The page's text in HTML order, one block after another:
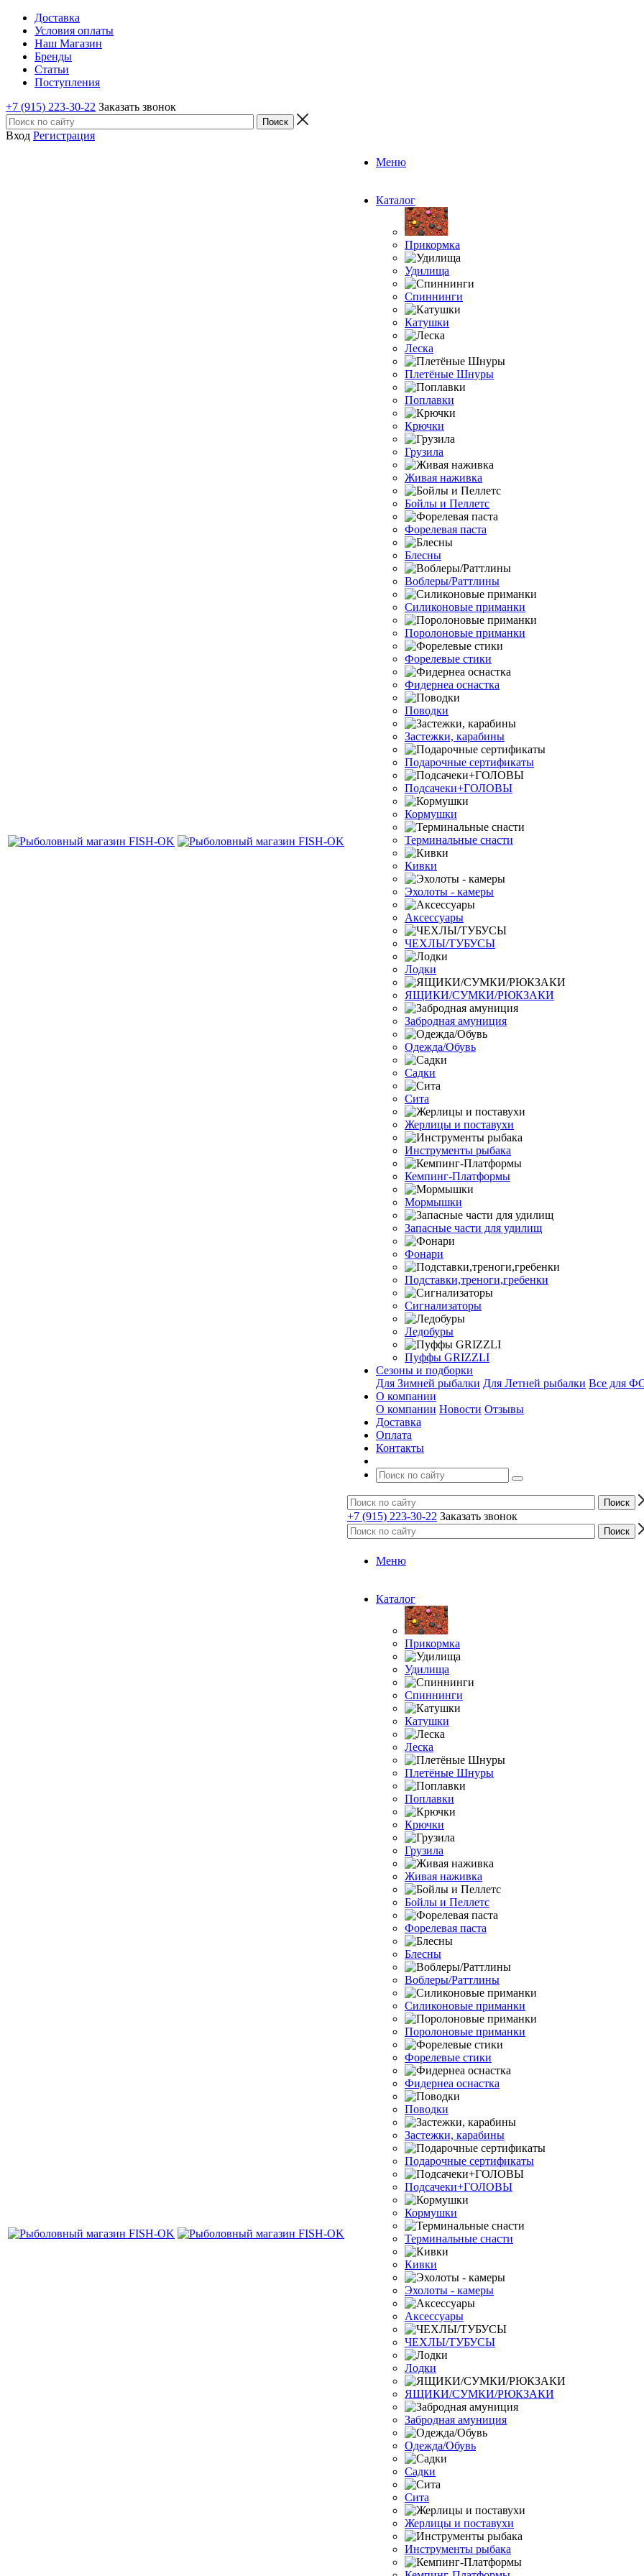
Доставка
Условия оплаты
Наш Магазин
Бренды
Статьи
Поступления
+7 (915) 223-30-22 Заказать звонок
Вход Регистрация
Меню
Каталог
Прикормка
Удилища
Спиннинги
Катушки
Леска
Плетёные Шнуры
Поплавки
Крючки
Грузила
Живая наживка
Бойлы и Пеллетс
Форелевая паста
Блесны
Воблеры/Раттлины
Силиконовые приманки
Поролоновые приманки
Форелевые стики
Фидернеа оснастка
Поводки
Застежки, карабины
Подарочные сертификаты
Подсачеки+ГОЛОВЫ
Кормушки
Терминальные снасти
Кивки
Эхолоты - камеры
Аксессуары
ЧЕХЛЫ/ТУБУСЫ
Лодки
ЯЩИКИ/СУМКИ/РЮКЗАКИ
Забродная амуниция
Одежда/Обувь
Садки
Сита
Жерлицы и поставухи
Инструменты рыбака
Кемпинг-Платформы
Мормышки
Запасные части для удилищ
Фонари
Подставки,треноги,гребенки
Сигнализаторы
Ледобуры
Пуффы GRIZZLI
Сезоны и подборки
Для Зимней рыбалки Для Летней рыбалки Все для
О компании
О компании Новости Отзывы
Доставка
Оплата
Контакты
+7 (915) 223-30-22 Заказать звонок
Меню
Каталог
Прикормка
Удилища
Спиннинги
Катушки
Леска
Плетёные Шнуры
Поплавки
Крючки
Грузила
Живая наживка
Бойлы и Пеллетс
Форелевая паста
Блесны
Воблеры/Раттлины
Силиконовые приманки
Поролоновые приманки
Форелевые стики
Фидернеа оснастка
Поводки
Застежки, карабины
Подарочные сертификаты
Подсачеки+ГОЛОВЫ
Кормушки
Терминальные снасти
Кивки
Эхолоты - камеры
Аксессуары
ЧЕХЛЫ/ТУБУСЫ
Лодки
ЯЩИКИ/СУМКИ/РЮКЗАКИ
Забродная амуниция
Одежда/Обувь
Садки
Сита
Жерлицы и поставухи
Инструменты рыбака